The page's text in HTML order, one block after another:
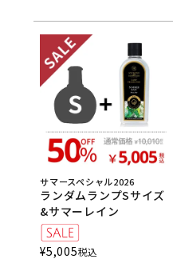
サマースペシャル2026
ランダムランプSサイズ
&サマーレイン
¥5,005税込